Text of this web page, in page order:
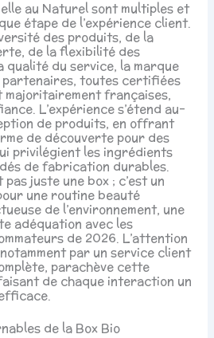
au Naturel sont multiples et
étape de l’expérience client.
des produits, de la
de la flexibilité des
qualité du service, la marque
partenaires, toutes certifiées
majoritairement françaises,
L’expérience s’étend au-
de produits, en offrant
de découverte pour des
privilégient les ingrédients
de fabrication durables.
juste une box ; c’est un
une routine beauté
de l’environnement, une
adéquation avec les
de 2026. L’attention
par un service client
parachève cette
de chaque interaction un
de la Box Bio